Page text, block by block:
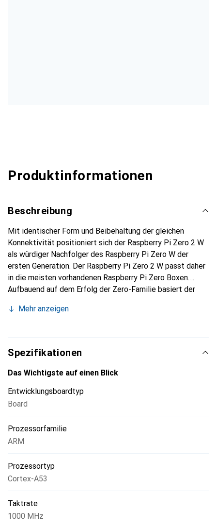
Produktinformationen
Beschreibung
Mit identischer Form und Beibehaltung der gleichen
Konnektivität positioniert sich der Raspberry Pi Zero 2 W
als würdiger Nachfolger des Raspberry Pi Zero W der
ersten Generation. Der Raspberry Pi Zero 2 W passt daher
in die meisten vorhandenen Raspberry Pi Zero Boxen.
Aufbauend auf dem Erfolg der Zero-Familie basiert der
entwickelten System-in-Package. Dieser moderne
verwendeten Chip BCM2710A1.
Mehr anzeigen
Spezifikationen
Das Wichtigste auf einen Blick
Entwicklungsboardtyp
Board
Prozessorfamilie
ARM
Prozessortyp
Cortex-A53
Taktrate
1000 MHz